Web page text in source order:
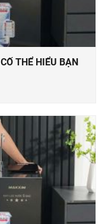
THỂ HIỂU BẠN